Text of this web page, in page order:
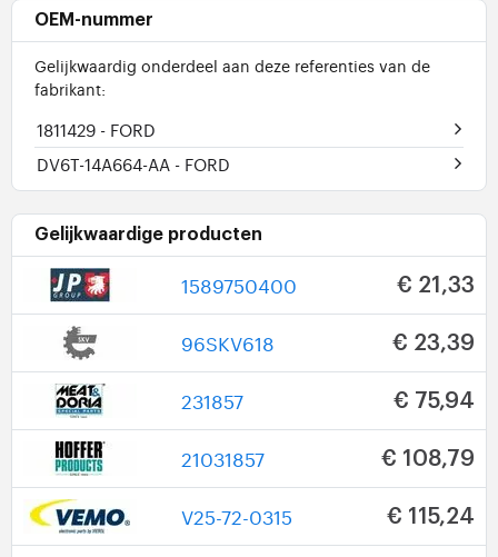
OEM-nummer
Gelijkwaardig onderdeel aan deze referenties van de
fabrikant:
1811429 - FORD
DV6T-14A664-AA - FORD
Gelijkwaardige producten
1589750400 € 21,33
96SKV618 € 23,39
231857 € 75,94
21031857 € 108,79
V25-72-0315 € 115,24